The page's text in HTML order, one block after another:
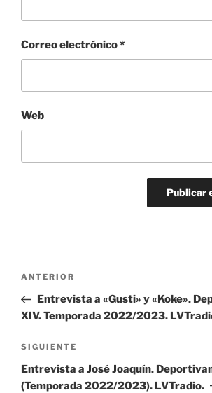
Correo electrónico*
Web
Navegación
entradas
Entrada
anterior:
ANTERIOR
Entrevista a «Gusti» y «Koke».
XIV. Temporada 2022/2023.
Siguiente
entrada
SIGUIENTE
Entrevista a José Joaquín.
(Temporada 2022/2023). LVTradio.